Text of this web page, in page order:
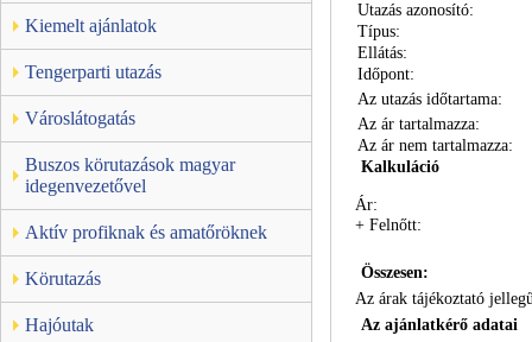
Kiemelt ajánlatok
Tengerparti utazás
Városlátogatás
Buszos körutazások magyar
idegenvezetővel
Aktív profiknak és amatőröknek
Körutazás
Hajóutak
Utazás azonosító:
Típus:
Ellátás:
Időpont:
Az utazás időtartama:
Az ár tartalmazza:
Az ár nem tartalmazza:
Kalkuláció
Ár:
+ Felnőtt:
Összesen:
Az árak tájékoztató
Az ajánlatkérő adatai